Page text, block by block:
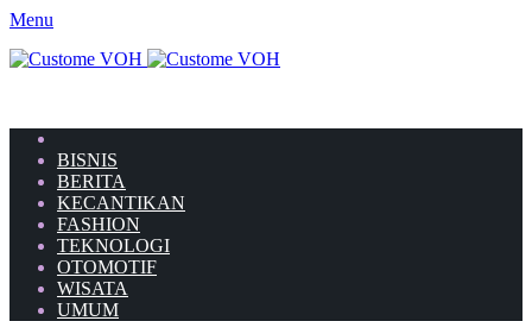
Menu
BISNIS
BERITA
KECANTIKAN
FASHION
TEKNOLOGI
OTOMOTIF
WISATA
UMUM